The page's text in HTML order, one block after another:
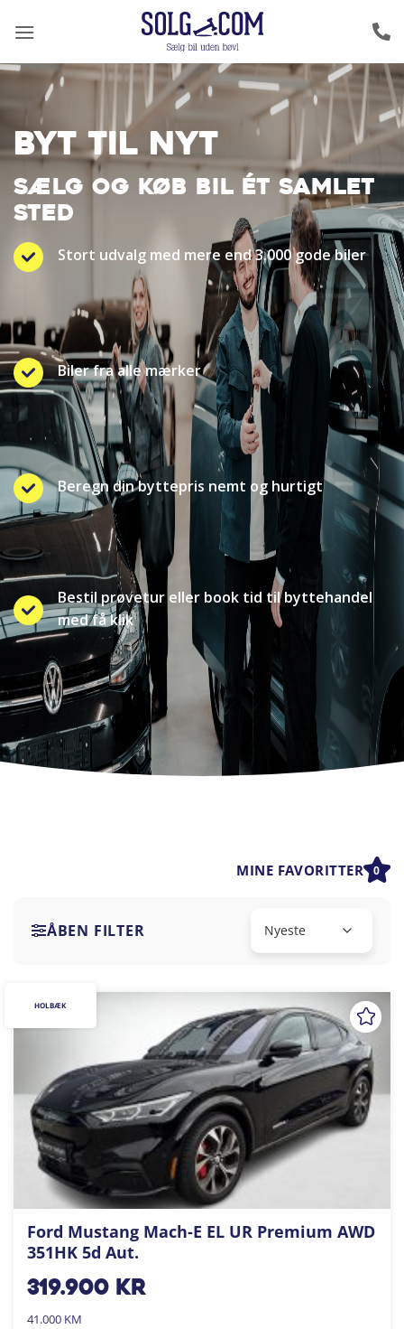
BYT TIL NYT
SÆLG OG KØB BIL ÉT SAMLET
STED
Stort udvalg med mere end 3.000 gode biler
Biler fra alle mærker
Beregn din byttepris nemt og hurtigt
Bestil prøvetur eller book tid til byttehandel
med få klik
MINE FAVORITTER 0
ÅBEN FILTER
Ford Mustang Mach-E EL UR Premium AWD
351HK 5d Aut.
319.900kr
41.000 KM
HOLBÆK